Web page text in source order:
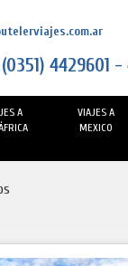
(0351) 4429601
A
VIAJES A
MEXICO